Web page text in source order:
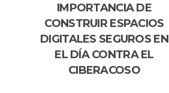
IMPORTANCIA DE
CONSTRUIR ESPACIOS
DIGITALES SEGUROS EN
EL DÍA CONTRA EL
CIBERACOSO